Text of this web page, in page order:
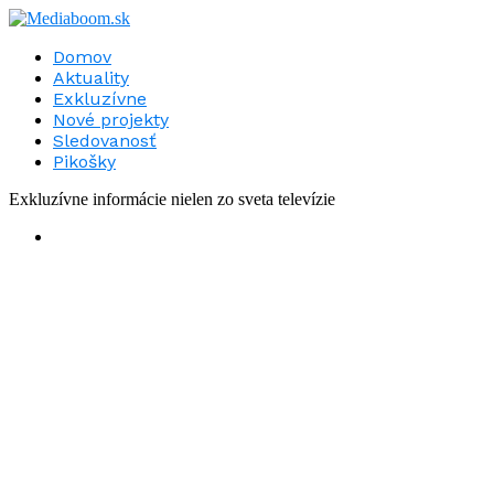
Domov
Aktuality
Exkluzívne
Nové projekty
Sledovanosť
Pikošky
Exkluzívne informácie nielen zo sveta televízie